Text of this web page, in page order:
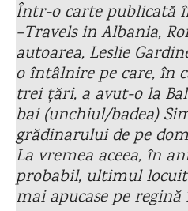
Într-o carte publicată
–Travels in Albania,
autoarea, Leslie
o întâlnire pe care, în
trei țări, a avut-o la
bai (unchiul/badea)
grădinarului de pe
La vremea aceea, în
probabil, ultimul
mai apucase pe